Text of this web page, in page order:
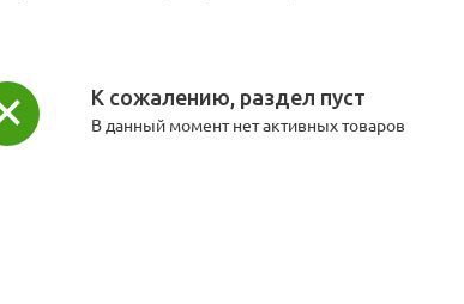
К сожалению, раздел пуст
В данный момент нет активных товаров